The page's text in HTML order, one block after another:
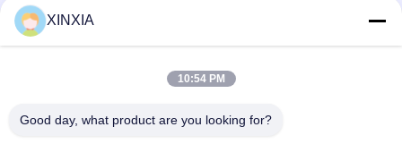
ボトル プラスチック スクリューキャップ
XINXIA
10:54 PM
Good day, what product are you looking for?